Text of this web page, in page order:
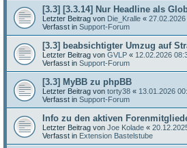
[3.3] [3.3.14] Nur Headline als
Letzter Beitrag von Die_Kralle «
Verfasst in Support-Forum
[3.3] beabsichtigter Umzug auf
Letzter Beitrag von GVLP « 12.02.2026
Verfasst in Support-Forum
[3.3] MyBB zu phpBB
Letzter Beitrag von torty38 « 13.01.2026
Verfasst in Support-Forum
Info zu den aktiven
Letzter Beitrag von Joe Kolade «
Verfasst in Extension Bastelstube